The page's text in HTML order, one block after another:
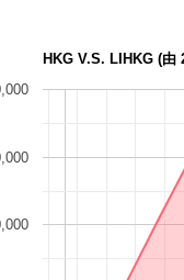
HKG V.S. LIHKG (由